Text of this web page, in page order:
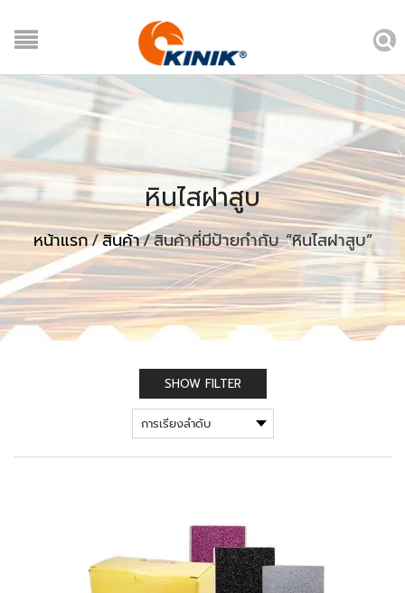
หินไสฝาสูบ
หน้าแรก/สินค้า/สินค้าที่มีป้ายกำกับ “หินไสฝาสูบ”
SHOW FILTER